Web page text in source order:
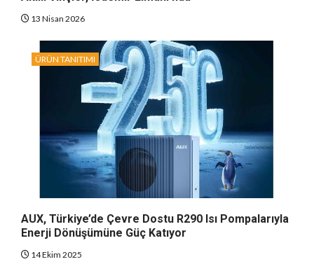
13 Nisan 2026
ÜRÜN TANITIMI
AUX, Türkiye’de Çevre Dostu R290 Isı Pompalarıyla
Enerji Dönüşümüne Güç Katıyor
14 Ekim 2025